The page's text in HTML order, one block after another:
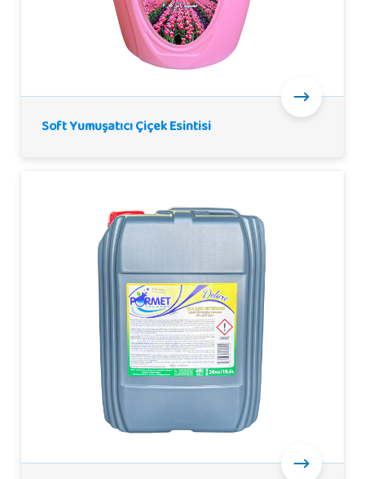
Soft Yumuşatıcı Çiçek Esintisi